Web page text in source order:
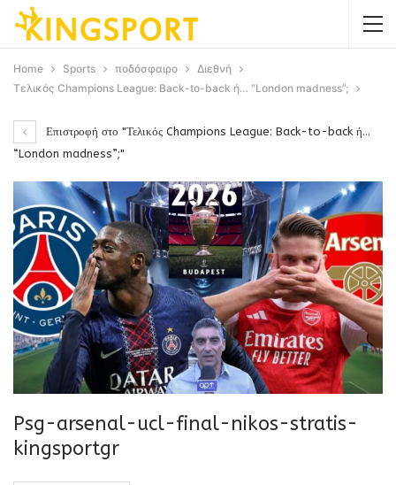
Home Sports ποδόσφαιρο
Διεθνή
Τελικός Champions League: Back-to-back ή… “London madness”;
Επιστροφή στο "Τελικός Champions League: Back-to-back ή…
“London madness”;"
Psg-arsenal-ucl-final-nikos-stratis-
kingsportgr